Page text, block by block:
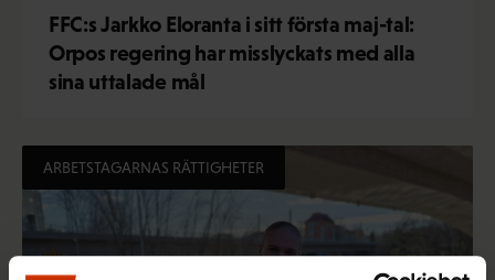
FFC:s Jarkko Eloranta i sitt första maj-tal:
Orpos regering har misslyckats med alla
sina uttalade mål
ARBETSTAGARNAS RÄTTIGHETER